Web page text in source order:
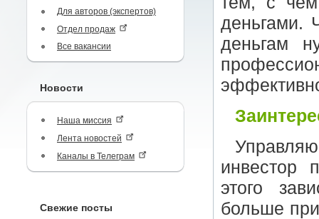
Для авторов (экспертов)
Отдел продаж
Все вакансии
Новости
Наша миссия
Лента новостей
Каналы в Телеграм
Свежие посты
деньгами.
деньгам
инвестор
этого
больше